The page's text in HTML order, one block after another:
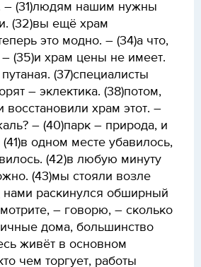
– (31)людям нашим нужны
(32)вы ещё храм
это модно. – (34)а что,
(35)и храм цены не имеет.
(37)специалисты
– эклектика. (38)потом,
восстановили храм этот. –
– (40)парк – природа, и
одном месте убавилось,
(42)в любую минуту
(43)мы стояли возле
нами раскинулся обширный
– говорю, – сколько
дома, большинство
живёт в основном
чем торгует, работы